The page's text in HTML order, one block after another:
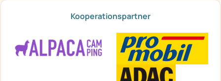
Kooperationspartner